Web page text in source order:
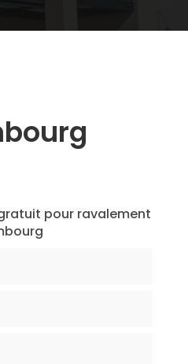
pour ravalement